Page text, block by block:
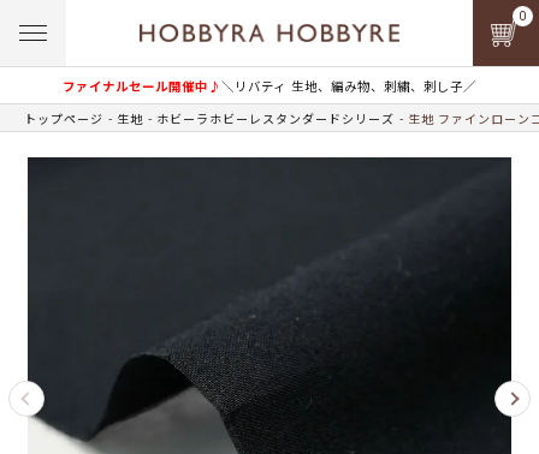
ファイナルセール開催中♪＼リバティ 生地、編み物、刺繍、刺し子／
0
トップページ 生地 ホビーラホビーレスタンダードシリーズ 生地 ファインローン